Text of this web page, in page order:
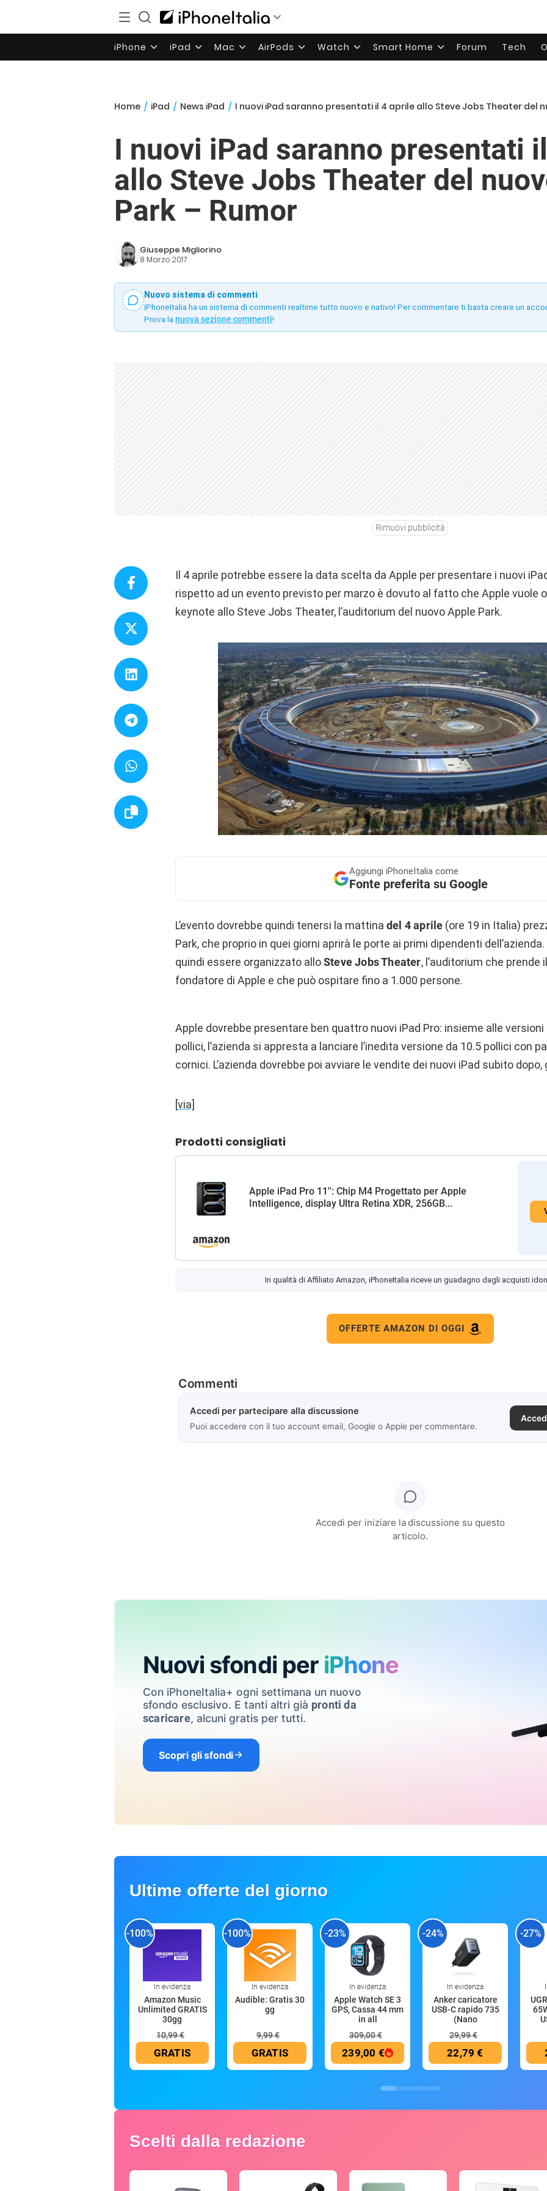
iPhone iPad Mac AirPods Watch Smart Home Forum Tech
Home / iPad / News iPad / I nuovi iPad saranno presentati il 4 aprile allo Steve Jobs Theater del
I nuovi iPad saranno presentati
allo Steve Jobs Theater del
Park – Rumor
Giuseppe Migliorino
8 Marzo 2017
Nuovo sistema di commenti
iPhoneItalia ha un sistema di commenti realtime tutto nuovo e nativo! Per commentare ti basta creare un
Prova la nuova sezione commenti!
Rimuovi pubblicità
Il 4 aprile potrebbe essere la data scelta da Apple per presentare i nuovi
rispetto ad un evento previsto per marzo è dovuto al fatto che Apple vuole
keynote allo Steve Jobs Theater, l’auditorium del nuovo Apple Park.
Aggiungi iPhoneItalia come
Fonte preferita su Google
L’evento dovrebbe quindi tenersi la mattina del 4 aprile (ore 19 in Italia)
Park, che proprio in quei giorni aprirà le porte ai primi dipendenti
quindi essere organizzato alloSteve Jobs Theater, l’auditorium che prende
fondatore di Apple e che può ospitare fino a 1.000 persone.
Apple dovrebbe presentare ben quattro nuovi iPad Pro: insieme alle versioni
pollici, l’azienda si appresta a lanciare l’inedita versione da 10.5 pollici con
cornici. L’azienda dovrebbe poi avviare le vendite dei nuovi iPad subito dopo,
[via]
Prodotti consigliati
Apple iPad Pro 11'': Chip M4 Progettato per Apple
Intelligence, display Ultra Retina XDR, 256GB...
In qualità di Affiliato Amazon, iPhoneItalia riceve un guadagno dagli acquisti
OFFERTE AMAZON DI OGGI
Commenti
Accedi per partecipare alla discussione
Puoi accedere con il tuo account email, Google o Apple per commentare.
Accedi per iniziare la discussione su questo
articolo.
Nuovi sfondi per iPhone
Con iPhoneItalia+ ogni settimana un nuovo
sfondo esclusivo. E tanti altri già pronti da
scaricare, alcuni gratis per tutti.
Scopri gli sfondi
Ultime offerte del giorno
-100%
In evidenza
Amazon Music
Unlimited GRATIS
30gg
10,99 €
GRATIS
-100%
In evidenza
Audible: Gratis 30
gg
9,99 €
GRATIS
-23%
In evidenza
Apple Watch SE 3
GPS, Cassa 44 mm
in all
309,00 €
239,00 €
-24%
In evidenza
Anker caricatore
USB-C rapido 735
(Nano
29,99 €
22,79 €
-27%
Scelti dalla redazione